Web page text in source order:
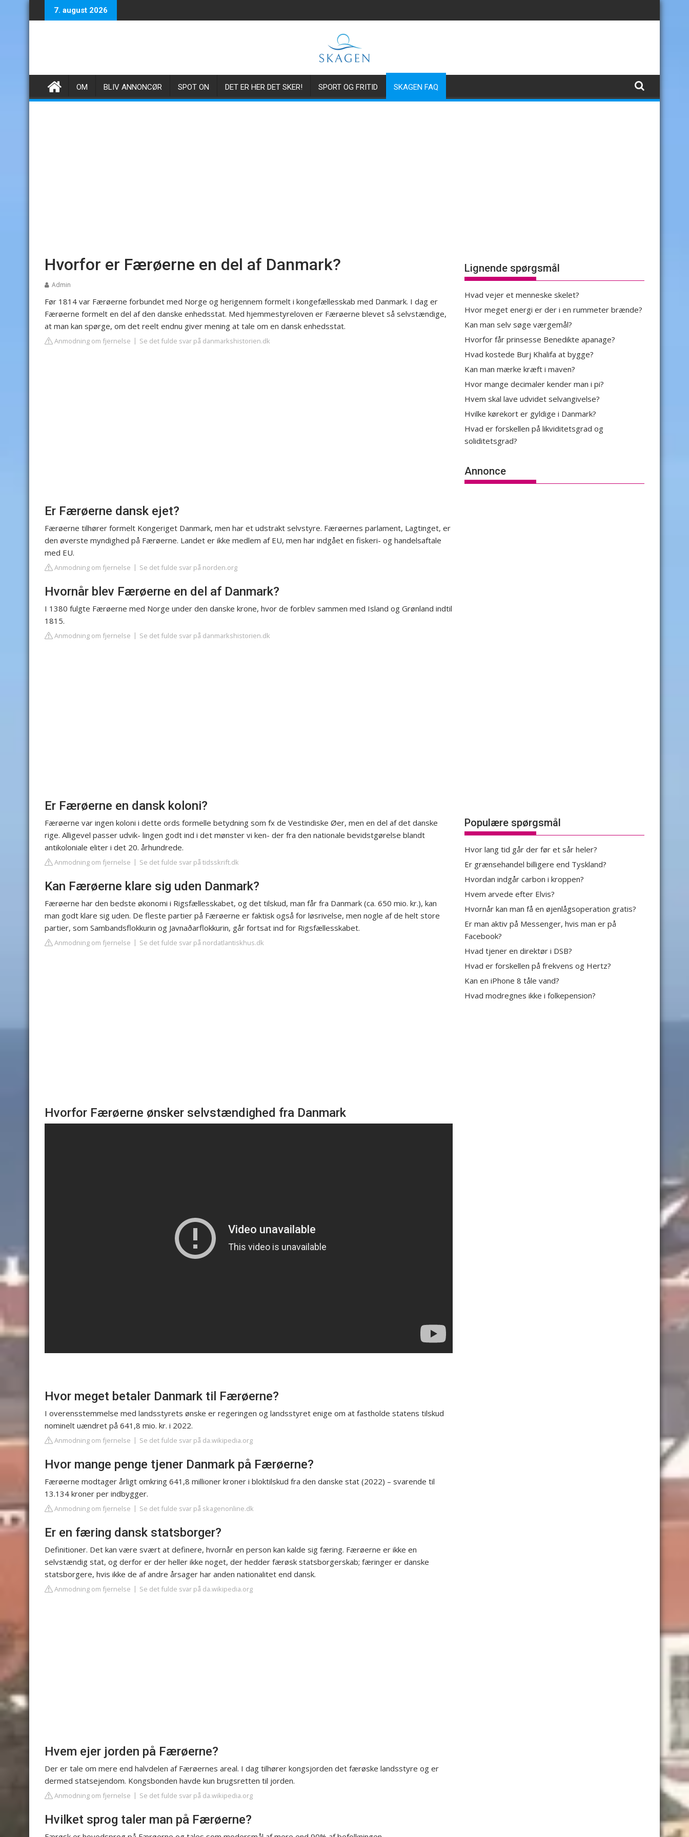
to
7. august 2026
OM BLIV ANNONCØR SPOT ON DET ER HER DET SKER! SPORT OG FRITID SKAGEN FAQ
Hvorfor er Færøerne en del af Danmark?
Admin
Før 1814 var Færøerne forbundet med Norge og herigennem formelt i kongefællesskab med Danmark. I dag er
Færøerne formelt en del af den danske enhedsstat. Med hjemmestyreloven er Færøerne blevet så selvstændige,
at man kan spørge, om det reelt endnu giver mening at tale om en dansk enhedsstat.
Anmodning om fjernelse Se det fulde svar på danmarkshistorien.dk
Er Færøerne dansk ejet?
Færøerne tilhører formelt Kongeriget Danmark, men har et udstrakt selvstyre. Færøernes parlament, Lagtinget, er
den øverste myndighed på Færøerne. Landet er ikke medlem af EU, men har indgået en fiskeri- og handelsaftale
med EU.
Anmodning om fjernelse Se det fulde svar på norden.org
Hvornår blev Færøerne en del af Danmark?
I 1380 fulgte Færøerne med Norge under den danske krone, hvor de forblev sammen med Island og Grønland indtil
1815.
Anmodning om fjernelse Se det fulde svar på danmarkshistorien.dk
Er Færøerne en dansk koloni?
Færøerne var ingen koloni i dette ords formelle betydning som fx de Vestindiske Øer, men en del af det danske
rige. Alligevel passer udvik- lingen godt ind i det mønster vi ken- der fra den nationale bevidstgørelse blandt
antikoloniale eliter i det 20. århundrede.
Anmodning om fjernelse Se det fulde svar på tidsskrift.dk
Kan Færøerne klare sig uden Danmark?
Færøerne har den bedste økonomi i Rigsfællesskabet, og det tilskud, man får fra Danmark (ca. 650 mio. kr.), kan
man godt klare sig uden. De fleste partier på Færøerne er faktisk også for løsrivelse, men nogle af de helt store
partier, som Sambandsflokkurin og Javnaðarflokkurin, går fortsat ind for Rigsfællesskabet.
Anmodning om fjernelse Se det fulde svar på nordatlantiskhus.dk
Hvorfor Færøerne ønsker selvstændighed fra Danmark
Hvor meget betaler Danmark til Færøerne?
I overensstemmelse med landsstyrets ønske er regeringen og landsstyret enige om at fastholde statens tilskud
nominelt uændret på 641,8 mio. kr. i 2022.
Anmodning om fjernelse Se det fulde svar på da.wikipedia.org
Hvor mange penge tjener Danmark på Færøerne?
Færøerne modtager årligt omkring 641,8 millioner kroner i bloktilskud fra den danske stat (2022) – svarende til
13.134 kroner per indbygger.
Anmodning om fjernelse Se det fulde svar på skagenonline.dk
Er en færing dansk statsborger?
Definitioner. Det kan være svært at definere, hvornår en person kan kalde sig færing. Færøerne er ikke en
selvstændig stat, og derfor er der heller ikke noget, der hedder færøsk statsborgerskab; færinger er danske
statsborgere, hvis ikke de af andre årsager har anden nationalitet end dansk.
Anmodning om fjernelse Se det fulde svar på da.wikipedia.org
Hvem ejer jorden på Færøerne?
Der er tale om mere end halvdelen af Færøernes areal. I dag tilhører kongsjorden det færøske landsstyre og er
dermed statsejendom. Kongsbonden havde kun brugsretten til jorden.
Anmodning om fjernelse Se det fulde svar på da.wikipedia.org
Hvilket sprog taler man på Færøerne?
Lignende spørgsmål
Hvad vejer et menneske skelet?
Hvor meget energi er der i en rummeter brænde?
Kan man selv søge værgemål?
Hvorfor får prinsesse Benedikte apanage?
Hvad kostede Burj Khalifa at bygge?
Kan man mærke kræft i maven?
Hvor mange decimaler kender man i pi?
Hvem skal lave udvidet selvangivelse?
Hvilke kørekort er gyldige i Danmark?
Hvad er forskellen på likviditetsgrad og
soliditetsgrad?
Annonce
Populære spørgsmål
Hvor lang tid går der før et sår heler?
Er grænsehandel billigere end Tyskland?
Hvordan indgår carbon i kroppen?
Hvem arvede efter Elvis?
Hvornår kan man få en øjenlågsoperation gratis?
Er man aktiv på Messenger, hvis man er på
Facebook?
Hvad tjener en direktør i DSB?
Hvad er forskellen på frekvens og Hertz?
Kan en iPhone 8 tåle vand?
Hvad modregnes ikke i folkepension?